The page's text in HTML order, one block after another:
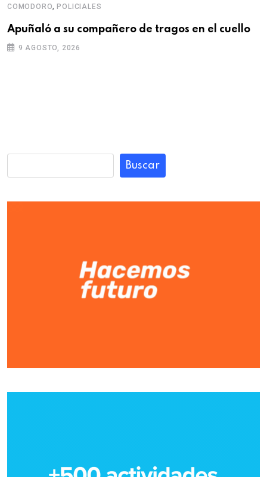
COMODORO,POLICIALES
Apuñaló a su compañero de tragos en el cuello
9 AGOSTO, 2026
Buscar